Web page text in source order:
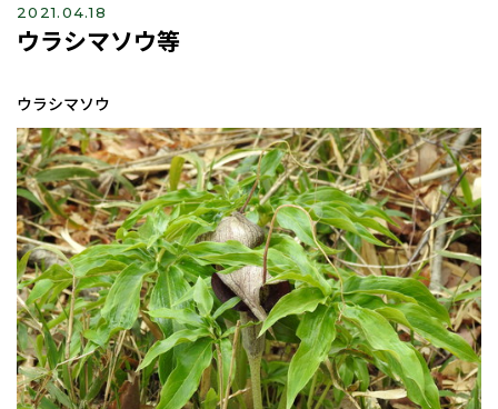
2021.04.18
ウラシマソウ等
ウラシマソウ